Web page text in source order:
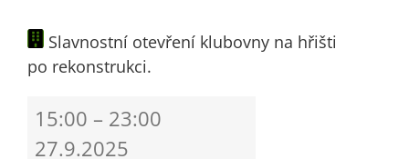
Aktuality
Slavnostní otevření klubovny na hřišti
po rekonstrukci.
otevření
klubovny
15:00 – 23:00
27.9.2025